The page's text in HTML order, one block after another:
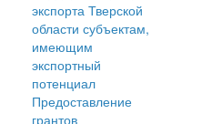
экспорта Тверской
области субъектам,
имеющим
экспортный
потенциал
Предоставление
грантов